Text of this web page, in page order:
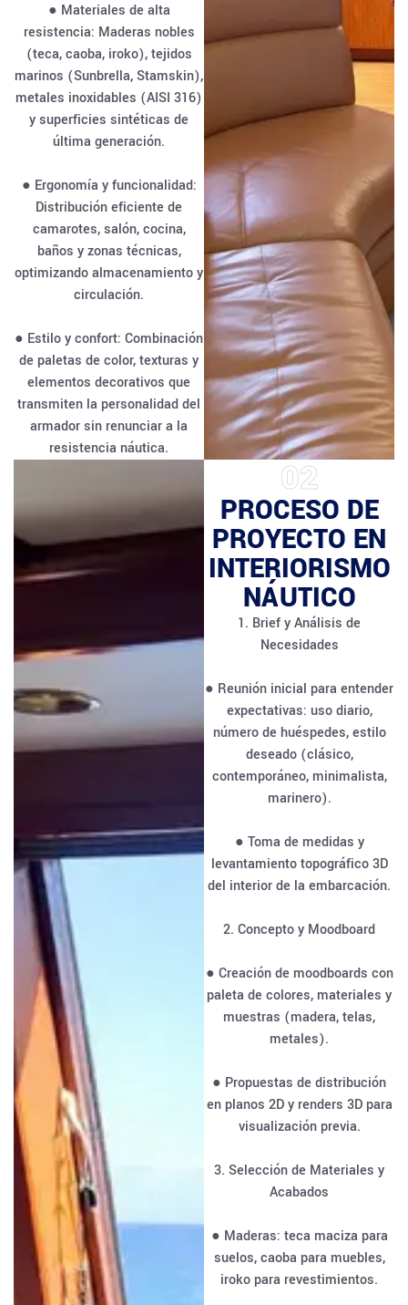
● Materiales de alta
resistencia: Maderas nobles
(teca, caoba, iroko), tejidos
marinos (Sunbrella, Stamskin),
metales inoxidables (AISI 316)
y superficies sintéticas de
última generación.
● Ergonomía y funcionalidad:
Distribución eficiente de
camarotes, salón, cocina,
baños y zonas técnicas,
optimizando almacenamiento y
circulación.
● Estilo y confort: Combinación
de paletas de color, texturas y
elementos decorativos que
transmiten la personalidad del
armador sin renunciar a la
resistencia náutica.
02
PROCESO DE
PROYECTO EN
INTERIORISMO
NÁUTICO
1. Brief y Análisis de
Necesidades
● Reunión inicial para entender
expectativas: uso diario,
número de huéspedes, estilo
deseado (clásico,
contemporáneo, minimalista,
marinero).
● Toma de medidas y
levantamiento topográfico 3D
del interior de la embarcación.
2. Concepto y Moodboard
● Creación de moodboards con
paleta de colores, materiales y
muestras (madera, telas,
metales).
● Propuestas de distribución
en planos 2D y renders 3D para
visualización previa.
3. Selección de Materiales y
Acabados
● Maderas: teca maciza para
suelos, caoba para muebles,
iroko para revestimientos.